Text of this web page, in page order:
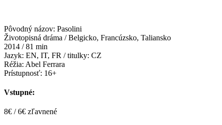
Pôvodný názov: Pasolini
Životopisná dráma / Belgicko, Francúzsko, Taliansko
2014 / 81 min
Jazyk: EN, IT, FR / titulky: CZ
Réžia: Abel Ferrara
Prístupnosť: 16+
Vstupné:
8€ / 6€ zľavnené